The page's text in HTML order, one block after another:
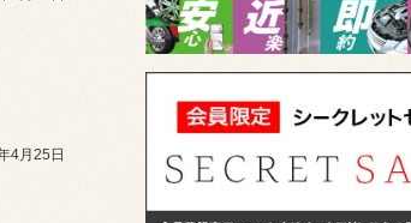
4月25日